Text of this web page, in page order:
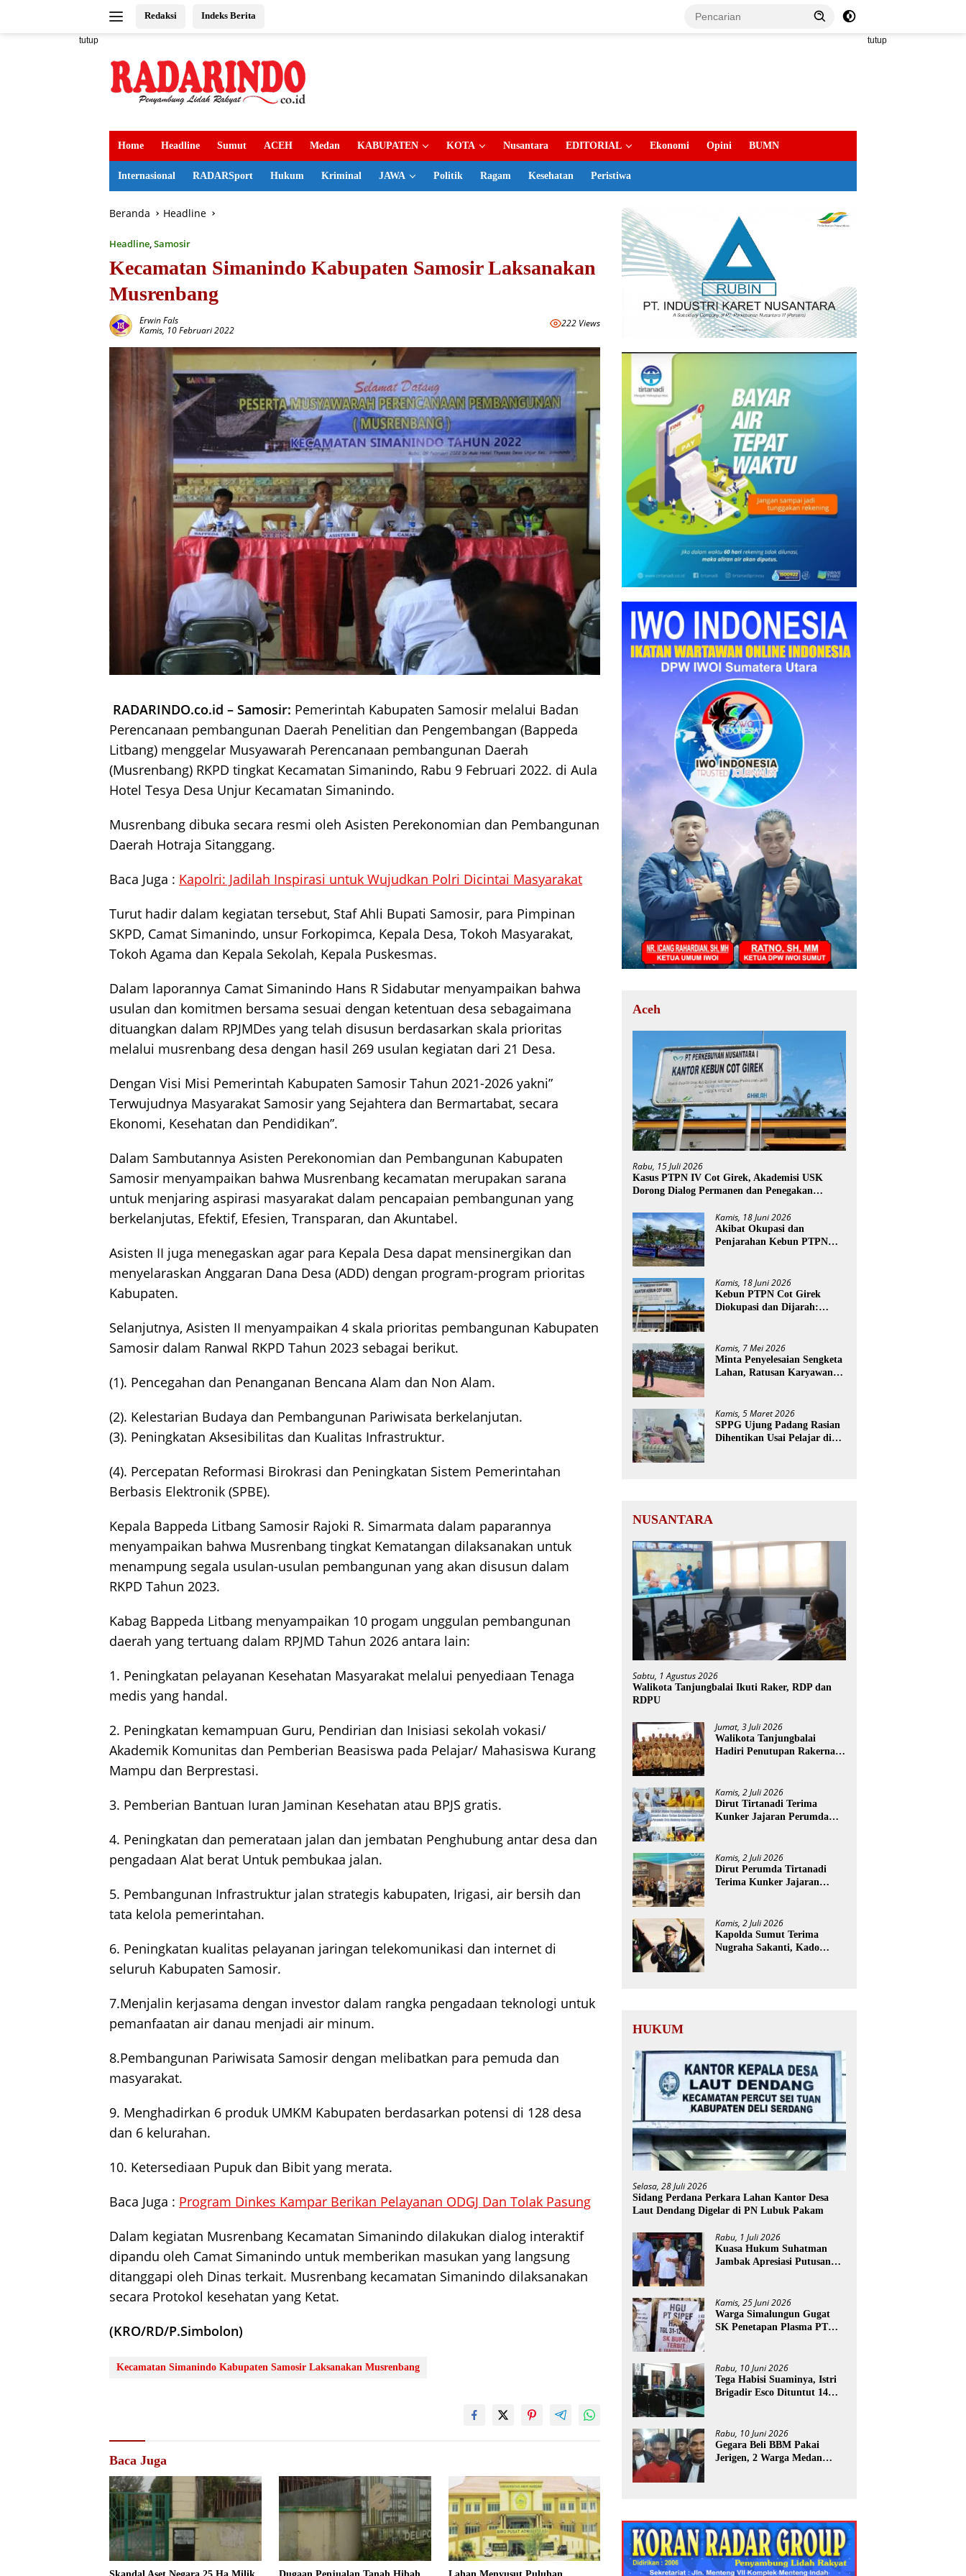
Redaksi Indeks Berita
tutup tutup
Home Headline Sumut ACEH Medan KABUPATEN KOTA Nusantara EDITORIAL Ekonomi Opini BUMN
Internasional RADARSport Hukum Kriminal JAWA Politik Ragam Kesehatan Peristiwa
Beranda Headline
Headline,Samosir
Kecamatan Simanindo Kabupaten Samosir Laksanakan
Musrenbang
Erwin Fals
Kamis, 10 Februari 2022
222 Views
RADARINDO.co.id – Samosir: Pemerintah Kabupaten Samosir melalui Badan
Perencanaan pembangunan Daerah Penelitian dan Pengembangan (Bappeda
Litbang) menggelar Musyawarah Perencanaan pembangunan Daerah
(Musrenbang) RKPD tingkat Kecamatan Simanindo, Rabu 9 Februari 2022. di Aula
Hotel Tesya Desa Unjur Kecamatan Simanindo.
Musrenbang dibuka secara resmi oleh Asisten Perekonomian dan Pembangunan
Daerah Hotraja Sitanggang.
Baca Juga : Kapolri: Jadilah Inspirasi untuk Wujudkan Polri Dicintai Masyarakat
Turut hadir dalam kegiatan tersebut, Staf Ahli Bupati Samosir, para Pimpinan
SKPD, Camat Simanindo, unsur Forkopimca, Kepala Desa, Tokoh Masyarakat,
Tokoh Agama dan Kepala Sekolah, Kepala Puskesmas.
Dalam laporannya Camat Simanindo Hans R Sidabutar menyampaikan bahwa
usulan dan komitmen bersama sesuai dengan ketentuan desa sebagaimana
dituangkan dalam RPJMDes yang telah disusun berdasarkan skala prioritas
melalui musrenbang desa dengan hasil 269 usulan kegiatan dari 21 Desa.
Dengan Visi Misi Pemerintah Kabupaten Samosir Tahun 2021-2026 yakni”
Terwujudnya Masyarakat Samosir yang Sejahtera dan Bermartabat, secara
Ekonomi, Kesehatan dan Pendidikan”.
Dalam Sambutannya Asisten Perekonomian dan Pembangunan Kabupaten
Samosir menyampaikan bahwa Musrenbang kecamatan merupakan sarana
untuk menjaring aspirasi masyarakat dalam pencapaian pembangunan yang
berkelanjutas, Efektif, Efesien, Transparan, dan Akuntabel.
Asisten II juga menegaskan agar para Kepala Desa dapat mensinergikan dan
menyelaraskan Anggaran Dana Desa (ADD) dengan program-program prioritas
Kabupaten.
Selanjutnya, Asisten II menyampaikan 4 skala prioritas pembangunan Kabupaten
Samosir dalam Ranwal RKPD Tahun 2023 sebagai berikut.
(1). Pencegahan dan Penanganan Bencana Alam dan Non Alam.
(2). Kelestarian Budaya dan Pembangunan Pariwisata berkelanjutan.
(3). Peningkatan Aksesibilitas dan Kualitas Infrastruktur.
(4). Percepatan Reformasi Birokrasi dan Peningkatan Sistem Pemerintahan
Berbasis Elektronik (SPBE).
Kepala Bappeda Litbang Samosir Rajoki R. Simarmata dalam paparannya
menyampaikan bahwa Musrenbang tingkat Kematangan dilaksanakan untuk
menampung segala usulan-usulan pembangunan yang akan disusun dalam
RKPD Tahun 2023.
Kabag Bappeda Litbang menyampaikan 10 progam unggulan pembangunan
daerah yang tertuang dalam RPJMD Tahun 2026 antara lain:
1. Peningkatan pelayanan Kesehatan Masyarakat melalui penyediaan Tenaga
medis yang handal.
2. Peningkatan kemampuan Guru, Pendirian dan Inisiasi sekolah vokasi/
Akademik Komunitas dan Pemberian Beasiswa pada Pelajar/ Mahasiswa Kurang
Mampu dan Berprestasi.
3. Pemberian Bantuan Iuran Jaminan Kesehatan atau BPJS gratis.
4. Peningkatan dan pemerataan jalan dan jembatan Penghubung antar desa dan
pengadaan Alat berat Untuk pembukaa jalan.
5. Pembangunan Infrastruktur jalan strategis kabupaten, Irigasi, air bersih dan
tata kelola pemerintahan.
6. Peningkatan kualitas pelayanan jaringan telekomunikasi dan internet di
seluruh Kabupaten Samosir.
7.Menjalin kerjasama dengan investor dalam rangka pengadaan teknologi untuk
pemanfaatan air danau menjadi air minum.
8.Pembangunan Pariwisata Samosir dengan melibatkan para pemuda dan
masyarakat.
9. Menghadirkan 6 produk UMKM Kabupaten berdasarkan potensi di 128 desa
dan 6 kelurahan.
10. Ketersediaan Pupuk dan Bibit yang merata.
Baca Juga : Program Dinkes Kampar Berikan Pelayanan ODGJ Dan Tolak Pasung
Dalam kegiatan Musrenbang Kecamatan Simanindo dilakukan dialog interaktif
dipandu oleh Camat Simanindo untuk memberikan masukan yang langsung
ditanggapi oleh Dinas terkait. Musrenbang kecamatan Simanindo dilaksanakan
secara Protokol kesehatan yang Ketat.
(KRO/RD/P.Simbolon)
Kecamatan Simanindo Kabupaten Samosir Laksanakan Musrenbang
Baca Juga
Aceh
Rabu, 15 Juli 2026
Kasus PTPN IV Cot Girek, Akademisi USK
Dorong Dialog Permanen dan Penegakan
Kamis, 18 Juni 2026
Akibat Okupasi dan
Penjarahan Kebun PTPN
Kamis, 18 Juni 2026
Kebun PTPN Cot Girek
Diokupasi dan Dijarah:
Kamis, 7 Mei 2026
Minta Penyelesaian Sengketa
Lahan, Ratusan Karyawan
Kamis, 5 Maret 2026
SPPG Ujung Padang Rasian
Dihentikan Usai Pelajar di
NUSANTARA
Sabtu, 1 Agustus 2026
Walikota Tanjungbalai Ikuti Raker, RDP dan
RDPU
Jumat, 3 Juli 2026
Walikota Tanjungbalai
Hadiri Penutupan Rakernas
Kamis, 2 Juli 2026
Dirut Tirtanadi Terima
Kunker Jajaran Perumda
Kamis, 2 Juli 2026
Dirut Perumda Tirtanadi
Terima Kunker Jajaran
Kamis, 2 Juli 2026
Kapolda Sumut Terima
Nugraha Sakanti, Kado
HUKUM
Selasa, 28 Juli 2026
Sidang Perdana Perkara Lahan Kantor Desa
Laut Dendang Digelar di PN Lubuk Pakam
Rabu, 1 Juli 2026
Kuasa Hukum Suhatman
Jambak Apresiasi Putusan
Kamis, 25 Juni 2026
Warga Simalungun Gugat
SK Penetapan Plasma PT
Rabu, 10 Juni 2026
Tega Habisi Suaminya, Istri
Brigadir Esco Dituntut 14
Rabu, 10 Juni 2026
Gegara Beli BBM Pakai
Jerigen, 2 Warga Medan